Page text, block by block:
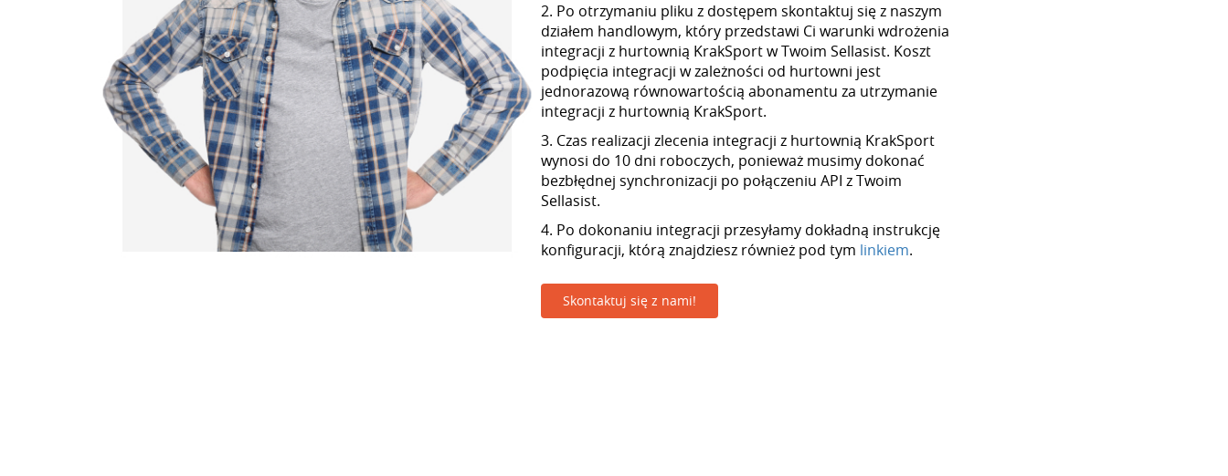
2. Po otrzymaniu pliku z dostępem skontaktuj się z naszym
działem handlowym, który przedstawi Ci warunki wdrożenia
integracji z hurtownią KrakSport w Twoim Sellasist. Koszt
podpięcia integracji w zależności od hurtowni jest
jednorazową równowartością abonamentu za utrzymanie
integracji z hurtownią KrakSport.
3. Czas realizacji zlecenia integracji z hurtownią KrakSport
wynosi do 10 dni roboczych, ponieważ musimy dokonać
bezbłędnej synchronizacji po połączeniu API z Twoim
Sellasist.
4. Po dokonaniu integracji przesyłamy dokładną instrukcję
konfiguracji, którą znajdziesz również pod tym linkiem.
Skontaktuj się z nami!